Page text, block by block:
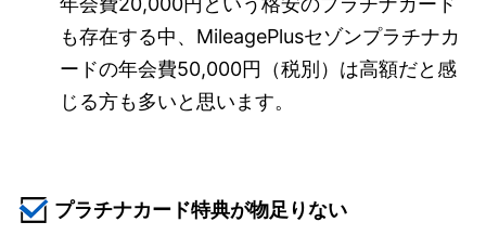
も存在する中、MileagePlusセゾンプラチナカ
ードの年会費50,000円（税別）は高額だと感
じる方も多いと思います。
プラチナカード特典が物足りない